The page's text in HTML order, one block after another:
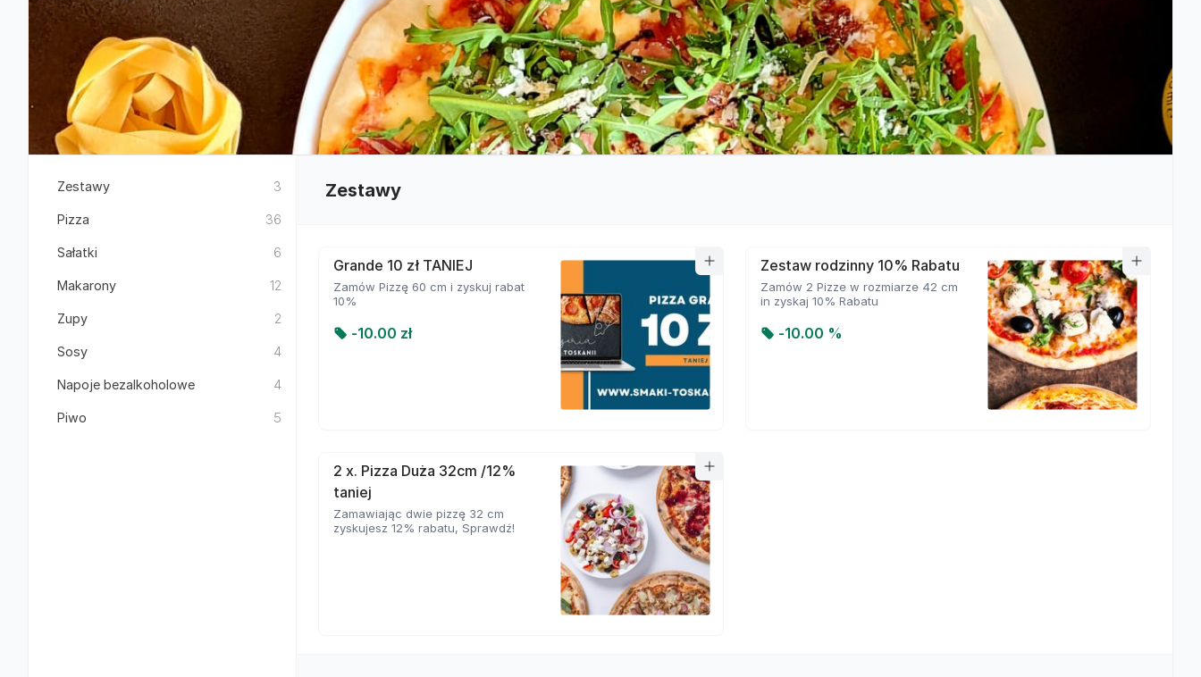
Zestawy 3
Pizza 36
Sałatki 6
Makarony 12
Zupy 2
Sosy 4
Napoje bezalkoholowe 4
Piwo 5
Zestawy
Grande 10 zł TANIEJ
Zamów Pizzę 60 cm i zyskuj rabat
10%
-10.00 zł
Zestaw rodzinny 10% Rabatu
Zamów 2 Pizze w rozmiarze 42 cm
in zyskaj 10% Rabatu
-10.00 %
2 x. Pizza Duża 32cm /12%
taniej
Zamawiając dwie pizzę 32 cm
zyskujesz 12% rabatu, Sprawdź!